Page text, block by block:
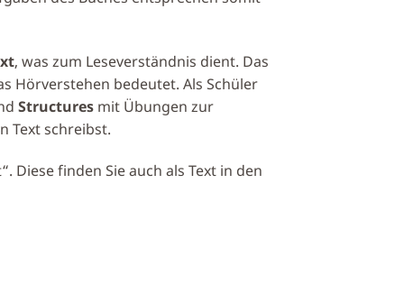
, was zum Leseverständnis dient. Das
Hörverstehen bedeutet. Als Schüler
Structures mit Übungen zur
Text schreibst.
Diese finden Sie auch als Text in den